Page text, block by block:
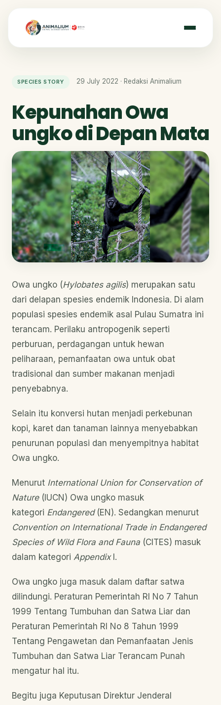
SPECIES STORY 29 July 2022 · Redaksi Animalium
Kepunahan Owa
ungko di Depan Mata
Owa ungko (Hylobates agilis) merupakan satu
dari delapan spesies endemik Indonesia. Di alam
populasi spesies endemik asal Pulau Sumatra ini
terancam. Perilaku antropogenik seperti
perburuan, perdagangan untuk hewan
peliharaan, pemanfaatan owa untuk obat
tradisional dan sumber makanan menjadi
penyebabnya.
Selain itu konversi hutan menjadi perkebunan
kopi, karet dan tanaman lainnya menyebabkan
penurunan populasi dan menyempitnya habitat
Owa ungko.
Menurut International Union for Conservation of
Nature(IUCN) Owa ungko masuk
kategori Endangered(EN). Sedangkan menurut
Convention on International Trade in Endangered
Species of Wild Flora and Fauna (CITES) masuk
dalam kategori AppendixI.
Owa ungko juga masuk dalam daftar satwa
dilindungi. Peraturan Pemerintah RI No 7 Tahun
1999 Tentang Tumbuhan dan Satwa Liar dan
Peraturan Pemerintah RI No 8 Tahun 1999
Tentang Pengawetan dan Pemanfaatan Jenis
Tumbuhan dan Satwa Liar Terancam Punah
mengatur hal itu.
Begitu juga Keputusan Direktur Jenderal